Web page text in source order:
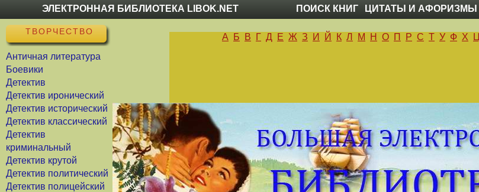
ЭЛЕКТРОННАЯ БИБЛИОТЕКА LIBOK.NET ПОИСК КНИГ ЦИТАТЫ И АФОРИЗМЫ
ТВОРЧЕСТВО
Античная литература
Боевики
Детектив
Детектив иронический
Детектив исторический
Детектив классический
Детектив
криминальный
Детектив крутой
Детектив политический
Детектив полицейский
А Б В Г Д Е Ж З И Й К Л М Н О П Р С Т У Ф Х Ц